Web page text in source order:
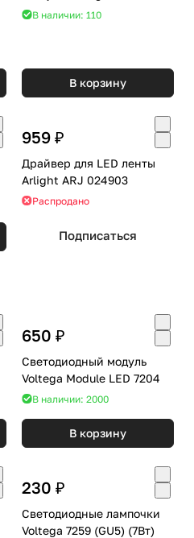
В наличии: 110
В корзину
959 ₽
Драйвер для LED ленты
Arlight ARJ 024903
Распродано
Подписаться
650 ₽
Светодиодный модуль
Voltega Module LED 7204
В наличии: 2000
В корзину
230 ₽
Светодиодные лампочки
Voltega 7259 (GU5) (7Вт)